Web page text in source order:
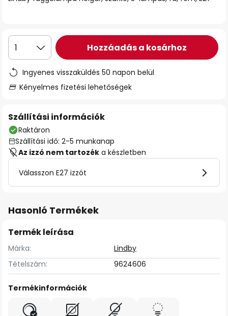
1 Hozzáadás a kosárhoz
Ingyenes visszaküldés 50 napon belül
Kényelmes fizetési lehetőségek
Szállítási információk
Raktáron
Szállítási idő: 2-5 munkanap
Az izzó nem tartozék a készletben
Válasszon E27 izzót
Hasonló Termékek
Termék leírása
Márka:
Lindby
Tételszám:
9624606
Termékinformációk